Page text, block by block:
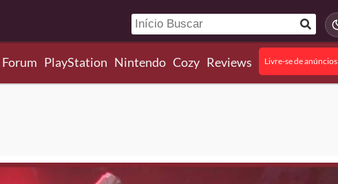
Forum PlayStation Nintendo Cozy Reviews Livre-se de anúncios